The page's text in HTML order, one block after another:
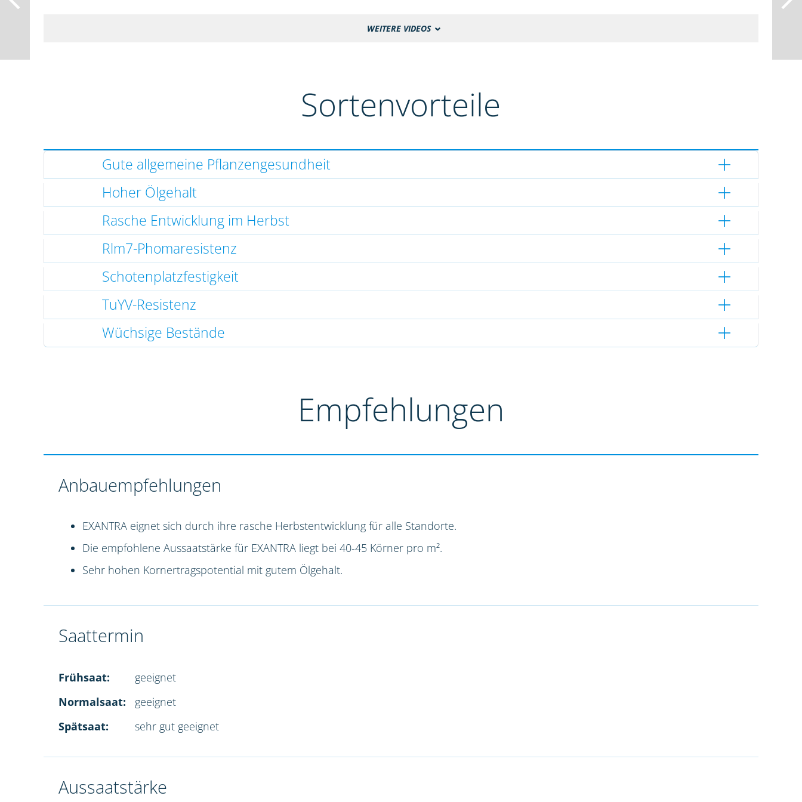
WEITERE VIDEOS
Sortenvorteile
Gute allgemeine Pflanzengesundheit
Hoher Ölgehalt
Rasche Entwicklung im Herbst
Rlm7-Phomaresistenz
Schotenplatzfestigkeit
TuYV-Resistenz
Wüchsige Bestände
Empfehlungen
Anbauempfehlungen
EXANTRA eignet sich durch ihre rasche Herbstentwicklung für alle Standorte.
Die empfohlene Aussaatstärke für EXANTRA liegt bei 40-45 Körner pro m².
Sehr hohen Kornertragspotential mit gutem Ölgehalt.
Saattermin
Frühsaat:
geeignet
Normalsaat:
geeignet
Spätsaat:
sehr gut geeignet
Aussaatstärke